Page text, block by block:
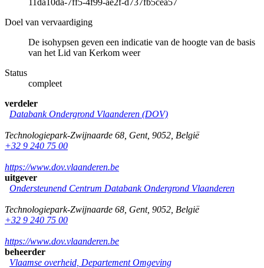
Doel van vervaardiging
De isohypsen geven een indicatie van de hoogte van de basis
van het Lid van Kerkom weer
Status
compleet
verdeler
Databank Ondergrond Vlaanderen (DOV)
Technologiepark-Zwijnaarde 68 Gent, 9052 België
+32 9 240 75 00
https://www.dov.vlaanderen.be
uitgever
Ondersteunend Centrum Databank Ondergrond Vlaanderen
Technologiepark-Zwijnaarde 68 Gent, 9052 België
+32 9 240 75 00
https://www.dov.vlaanderen.be
beheerder
Vlaamse overheid, Departement Omgeving